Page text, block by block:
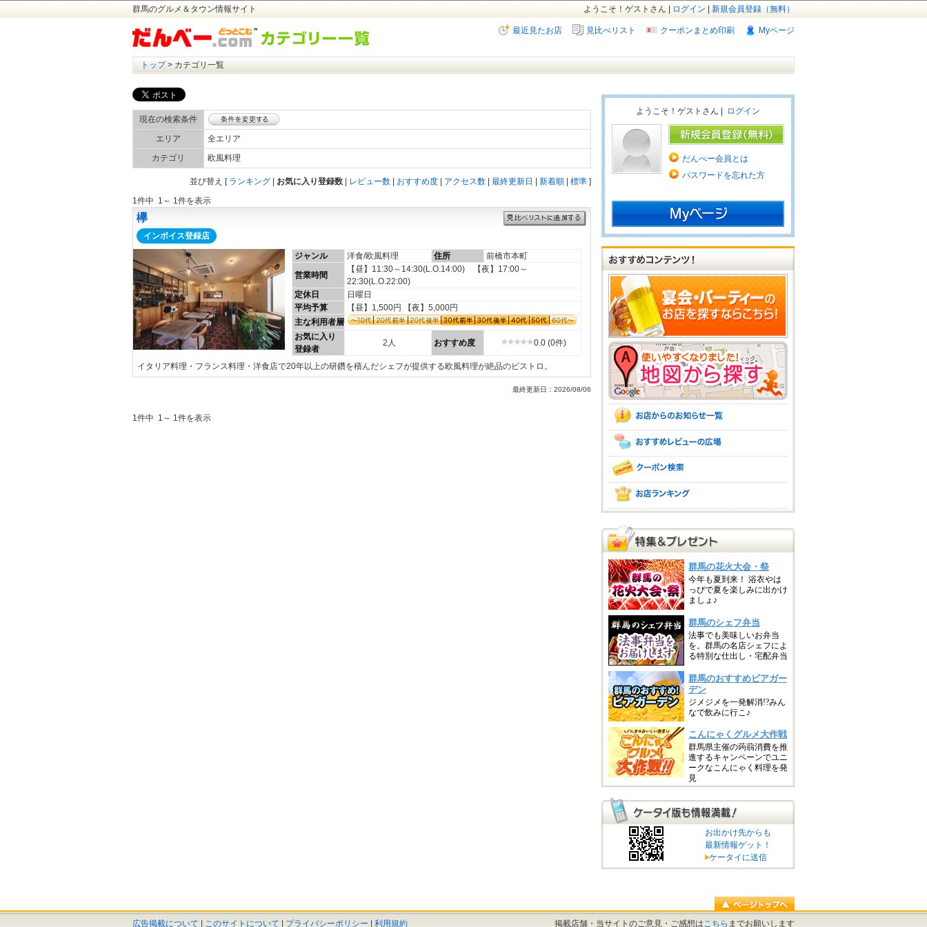
群馬のグルメ＆タウン情報サイト 新規会員登録（無料）
ログイン
ようこそ！ゲストさん |
Myページ
クーポンまとめ印刷
見比べリスト
最近見たお店
トップ> カテゴリ一覧
現在の検索条件
エリア
全エリア
カテゴリ
欧風料理
]
標準
新着順
最終更新日
アクセス数
おすすめ度
レビュー数
お気に入り登録数
ランキング
[
並び替え
1件中 1～ 1件を表示
欅
インボイス登録店
ジャンル 洋食/欧風料理 住所
前橋市本町
営業時間
【昼】11:30～14:30(L.O.14:00) 【夜】17:00～
22:30(L.O.22:00)
定休日
日曜日
平均予算
【昼】1,500円 【夜】5,000円
主な利用者層
お気に入り
登録者
2人 おすすめ度 0.0 (0件)
イタリア料理・フランス料理・洋食店で20年以上の研鑽を積んだシェフが提供する欧風料理が絶品のビストロ。
最終更新日：2026/08/06
1件中 1～ 1件を表示
ようこそ！ゲストさん | ログイン
だんべー会員とは
パスワードを忘れた方
お出かけ先からも
最新情報ゲット！
ケータイに送信
広告掲載について このサイトについて プライバシーポリシー 利用規約 掲載店舗・当サイトのご意見・ご感想はこちら までお願いします